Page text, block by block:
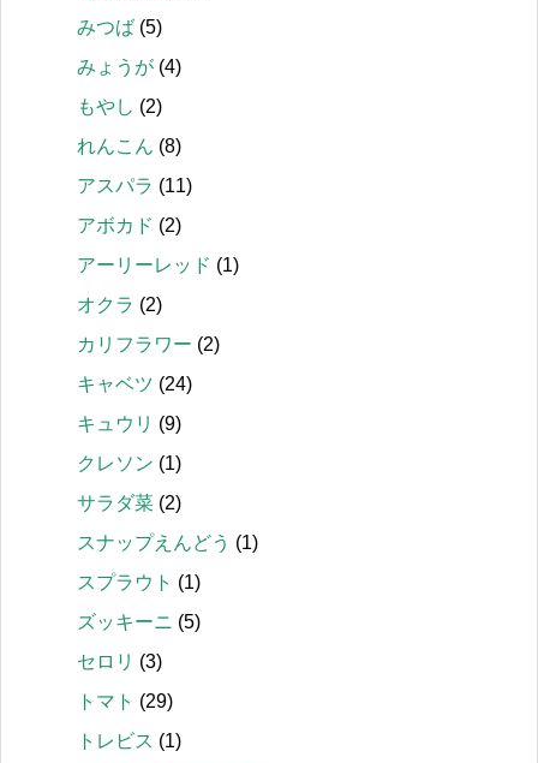
みつば (5)
みょうが (4)
もやし (2)
れんこん (8)
アスパラ (11)
アボカド (2)
アーリーレッド (1)
オクラ (2)
カリフラワー (2)
キャベツ (24)
キュウリ (9)
クレソン (1)
サラダ菜 (2)
スナップえんどう (1)
スプラウト (1)
ズッキーニ (5)
セロリ (3)
トマト (29)
トレビス (1)